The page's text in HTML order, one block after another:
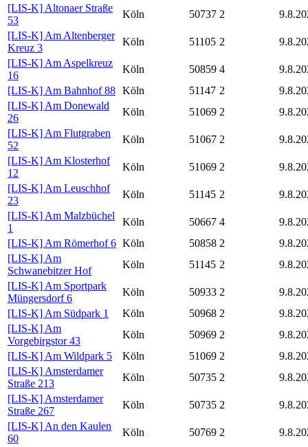
[LIS-K] Altonaer Straße
53
Köln 50737 2
[LIS-K] Am Altenberger
Kreuz 3
Köln 51105 2
[LIS-K] Am Aspelkreuz
16
Köln 50859 4
[LIS-K] Am Bahnhof 88 Köln 51147 2
[LIS-K] Am Donewald
26
Köln 51069 2
[LIS-K] Am Flutgraben
52
Köln 51067 2
[LIS-K] Am Klosterhof
12
Köln 51069 2
[LIS-K] Am Leuschhof
23
Köln 51145 2
[LIS-K] Am Malzbüchel
1
Köln 50667 4
[LIS-K] Am Römerhof 6 Köln 50858 2
[LIS-K] Am
Schwanebitzer Hof
Köln 51145 2
[LIS-K] Am Sportpark
Müngersdorf 6
Köln 50933 2
[LIS-K] Am Südpark 1
Köln 50968 2
[LIS-K] Am
Vorgebirgstor 43
Köln 50969 2
[LIS-K] Am Wildpark 5
Köln 51069 2
[LIS-K] Amsterdamer
Straße 213
Köln 50735 2
[LIS-K] Amsterdamer
Straße 267
Köln 50735 2
[LIS-K] An den Kaulen
60
Köln 50769 2